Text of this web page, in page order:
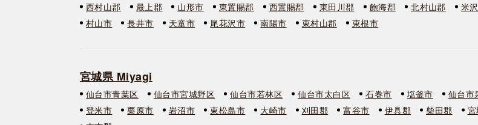
西村山郡 最上郡 山形市 東置賜郡 西置賜郡 東田川郡 飽海郡 北村山郡 米
村山市
長井市 天童市 尾花沢市 南陽市 東村山郡 東根市
宮城県 Miyagi
仙台市青葉区 仙台市宮城野区 仙台市若林区 仙台市太白区 石巻市 塩釜市 仙台市
登米市
栗原市 岩沼市 東松島市 大崎市 刈田郡 富谷市 伊具郡 柴田郡